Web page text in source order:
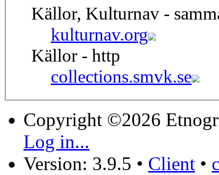
Källor, Kulturnav -
kulturnav.org
Källor - http
collections.smvk.se
Copyright ©2026
Log in...
Version: 3.9.5 • Client •